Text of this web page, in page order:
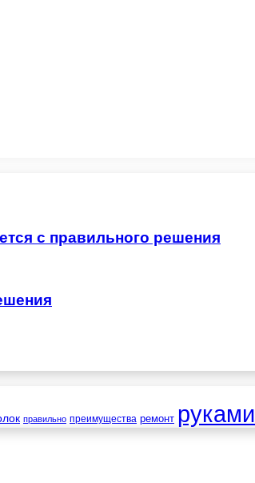
с правильного решения
правильно преимущества ремонт руками